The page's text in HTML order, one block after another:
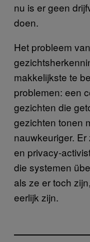
nu is er geen
doen.
Het probleem
makkelijkste te
problemen: een
gezichten die
gezichten tonen
nauwkeuriger.
en privacy-
die systemen
als ze er toch
eerlijk zijn.